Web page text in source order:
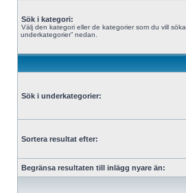
Sök i kategori:
Välj den kategori eller de kategorier som du vill
underkategorier” nedan.
Sök i underkategorier:
Sortera resultat efter:
Begränsa resultaten till inlägg nyare än: